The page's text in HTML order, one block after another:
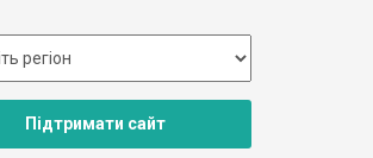
Підтримати сайт